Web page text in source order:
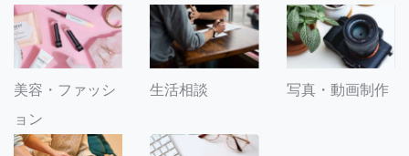
美容・ファッシ
ョン
生活相談 写真・動画制作